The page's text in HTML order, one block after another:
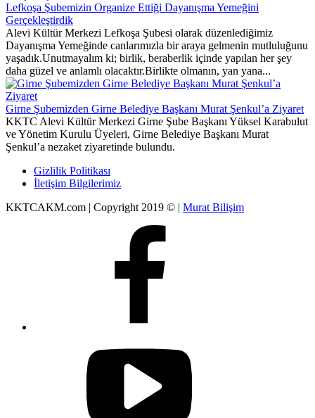
Lefkoşa Şubemizin Organize Ettiği Dayanışma Yemeğini
Gerçekleştirdik
Alevi Kültür Merkezi Lefkoşa Şubesi olarak düzenlediğimiz
Dayanışma Yemeğinde canlarımızla bir araya gelmenin mutluluğunu
yaşadık.Unutmayalım ki; birlik, beraberlik içinde yapılan her şey
daha güzel ve anlamlı olacaktır.Birlikte olmanın, yan yana...
Girne Şubemizden Girne Belediye Başkanı Murat Şenkul’a Ziyaret
KKTC Alevi Kültür Merkezi Girne Şube Başkanı Yüksel Karabulut
ve Yönetim Kurulu Üyeleri, Girne Belediye Başkanı Murat
Şenkul’a nezaket ziyaretinde bulundu.
Gizlilik Politikası
İletişim Bilgilerimiz
KKTCAKM.com | Copyright 2019 © | Murat Bilişim